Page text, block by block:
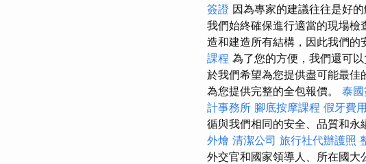
簽證 因為專家的建議往往是好
我們始終確保進行適當的現場檢
造和建造所有結構，因此我們的
課程 為了您的方便，我們還可
於我們希望為您提供盡可能最
為您提供完整的全包報價。 泰
計事務所 腳底按摩課程 假牙費用
循與我們相同的安全、品質和永
外燴 清潔公司 旅行社代辦護照
外交官和國家領導人、所在國大